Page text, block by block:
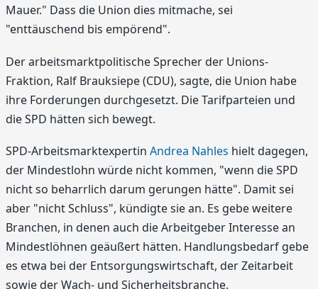
Mauer." Dass die Union dies mitmache, sei
"enttäuschend bis empörend".
Der arbeitsmarktpolitische Sprecher der Unions-
Fraktion, Ralf Brauksiepe (CDU), sagte, die Union habe
ihre Forderungen durchgesetzt. Die Tarifparteien und
die SPD hätten sich bewegt.
SPD-Arbeitsmarktexpertin Andrea Nahles hielt dagegen,
der Mindestlohn würde nicht kommen, "wenn die SPD
nicht so beharrlich darum gerungen hätte". Damit sei
aber "nicht Schluss", kündigte sie an. Es gebe weitere
Branchen, in denen auch die Arbeitgeber Interesse an
Mindestlöhnen geäußert hätten. Handlungsbedarf gebe
es etwa bei der Entsorgungswirtschaft, der Zeitarbeit
sowie der Wach- und Sicherheitsbranche.